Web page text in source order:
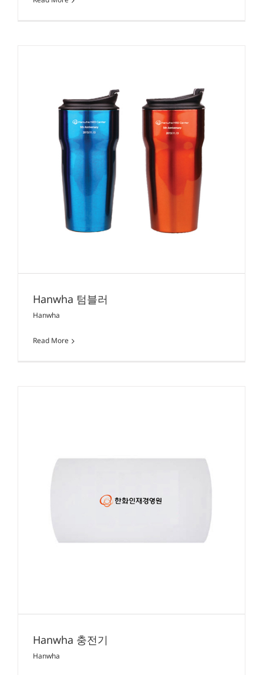
Hanwha 텀블러
Hanwha
Read More
Hanwha 충전기
Hanwha